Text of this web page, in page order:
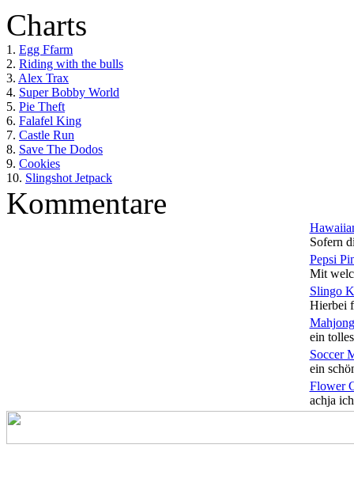
Charts
1. Egg Ffarm
2. Riding with the bulls
3. Alex Trax
4. Super Bobby World
5. Pie Theft
6. Falafel King
7. Castle Run
8. Save The Dodos
9. Cookies
10. Slingshot Jetpack
Kommentare
Sofern
Pepsi
Mit
Slingo
Hierbei
ein
Soccer
ein
Flower
achja